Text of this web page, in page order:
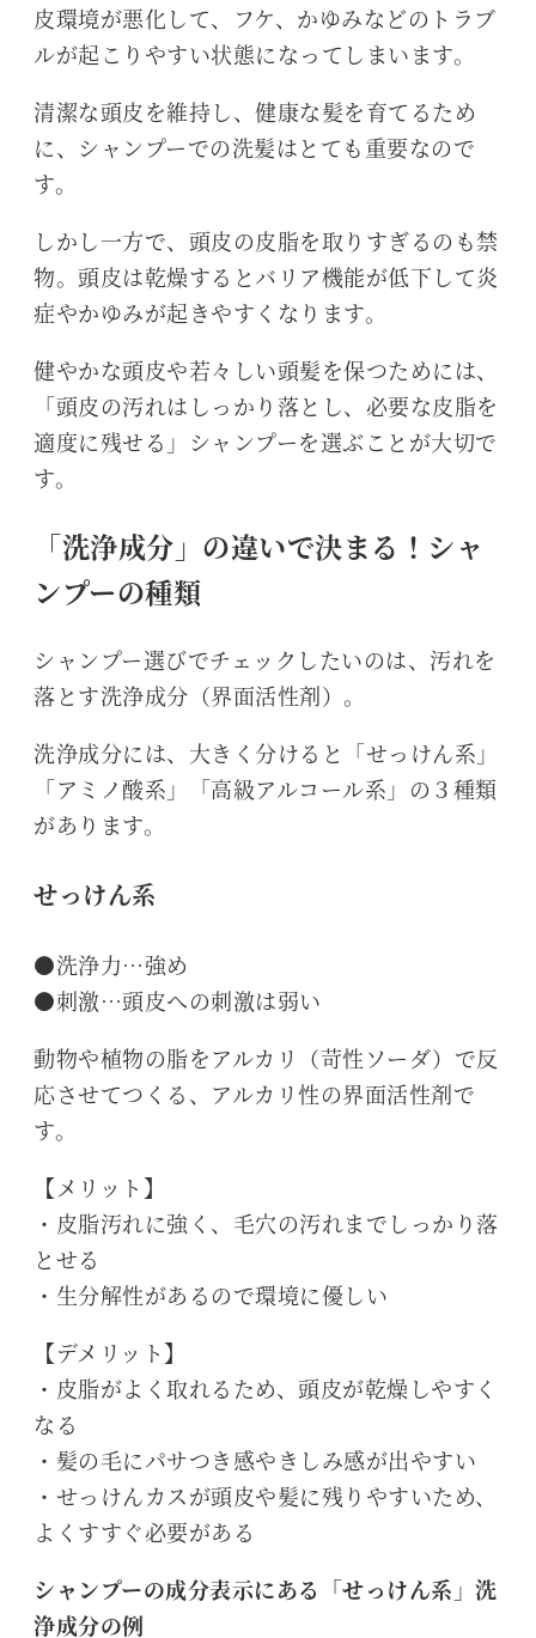
皮環境が悪化して、フケ、かゆみなどのトラブ
ルが起こりやすい状態になってしまいます。
清潔な頭皮を維持し、健康な髪を育てるため
に、シャンプーでの洗髪はとても重要なので
す。
しかし一方で、頭皮の皮脂を取りすぎるのも禁
物。頭皮は乾燥するとバリア機能が低下して炎
症やかゆみが起きやすくなります。
健やかな頭皮や若々しい頭髪を保つためには、
「頭皮の汚れはしっかり落とし、必要な皮脂を
適度に残せる」シャンプーを選ぶことが大切で
す。
「洗浄成分」の違いで決まる！シャ
ンプーの種類
シャンプー選びでチェックしたいのは、汚れを
落とす洗浄成分（界面活性剤）。
洗浄成分には、大きく分けると「せっけん系」
「アミノ酸系」「高級アルコール系」の３種類
があります。
せっけん系
●洗浄力…強め
●刺激…頭皮への刺激は弱い
動物や植物の脂をアルカリ（苛性ソーダ）で反
応させてつくる、アルカリ性の界面活性剤で
す。
【メリット】
・皮脂汚れに強く、毛穴の汚れまでしっかり落
とせる
・生分解性があるので環境に優しい
【デメリット】
・皮脂がよく取れるため、頭皮が乾燥しやすく
なる
・髪の毛にパサつき感やきしみ感が出やすい
・せっけんカスが頭皮や髪に残りやすいため、
よくすすぐ必要がある
シャンプーの成分表示にある「せっけん系」洗
浄成分の例